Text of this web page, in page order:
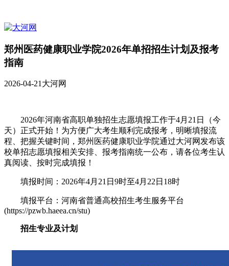
郑州医药健康职业学院2026年单招招生计划及报考
指南
2026-04-21大河网
2026年河南省高职单独招生志愿填报工作于4月21日（今
天）正式开始！为方便广大考生顺利完成报考，明晰填报流
程、把握关键时间，郑州医药健康职业学院通过大河网发布该
校单招志愿填报相关安排、报考指南统一公布，请各位考生认
真阅读、按时完成填报！
填报时间：2026年4月21日9时至4月22日18时
填报平台：河南省普通高校招生考生服务平台
(https://pzwb.haeea.cn/stu)
招生专业及计划